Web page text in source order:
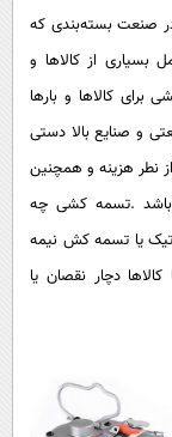
صنعت بسته‌بندی که
از کالاها و
کالاها و بارها
و صنایع بالا دستی
نطر هزینه و همچنین
.تسمه کشی چه
یا تسمه کش نیمه
دچار نقصان یا